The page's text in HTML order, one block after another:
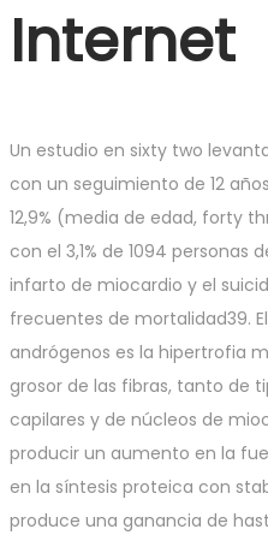
Internet
Un estudio en sixty two
con un seguimiento de 12
12,9% (media de edad, forty
con el 3,1% de 1094 personas
infarto de miocardio y el
frecuentes de mortalidad39.
andrógenos es la hipertrofia
grosor de las fibras, tanto de
capilares y de núcleos de
producir un aumento en la
en la síntesis proteica con
produce una ganancia de